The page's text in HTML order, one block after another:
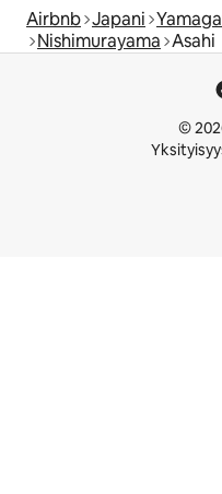
Airbnb Japani
Nishimurayama Asahi
©